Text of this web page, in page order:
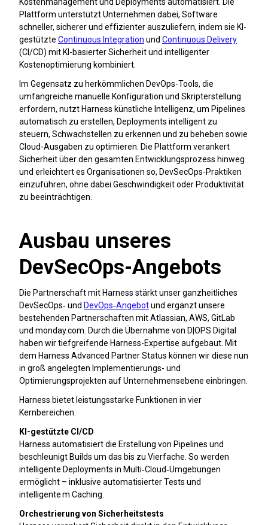
Plattform unterstützt Unternehmen dabei, Software
schneller, sicherer und effizienter auszuliefern, indem sie KI-
gestützte Continuous Integration und Continuous Delivery
(CI/CD) mit KI-basierter Sicherheit und intelligenter
Kostenoptimierung kombiniert.
Im Gegensatz zu herkömmlichen DevOps-Tools, die
umfangreiche manuelle Konfiguration und Skripterstellung
erfordern, nutzt Harness künstliche Intelligenz, um Pipelines
automatisch zu erstellen, Deployments intelligent zu
steuern, Schwachstellen zu erkennen und zu beheben sowie
Cloud-Ausgaben zu optimieren. Die Plattform verankert
Sicherheit über den gesamten Entwicklungsprozess hinweg
und erleichtert es Organisationen so, DevSecOps-Praktiken
einzuführen, ohne dabei Geschwindigkeit oder Produktivität
zu beeinträchtigen.
Ausbau unseres
DevSecOps-Angebots
Die Partnerschaft mit Harness stärkt unser ganzheitliches
DevSecOps‑ und DevOps‑Angebotund ergänzt unsere
bestehenden Partnerschaften mit Atlassian, AWS, GitLab
und monday.com. Durch die Übernahme von D|OPS Digital
haben wir tiefgreifende Harness-Expertise aufgebaut. Mit
dem Harness Advanced Partner Status können wir diese nun
in groß angelegten Implementierungs- und
Optimierungsprojekten auf Unternehmensebene einbringen.
Harness bietet leistungsstarke Funktionen in vier
Kernbereichen:
KI-gestützte CI/CD
Harness automatisiert die Erstellung von Pipelines und
beschleunigt Builds um das bis zu Vierfache. So werden
intelligente Deployments in Multi‑Cloud‑Umgebungen
ermöglicht – inklusive automatisierter Tests und
intelligente m Caching.
Orchestrierung von Sicherheitstests